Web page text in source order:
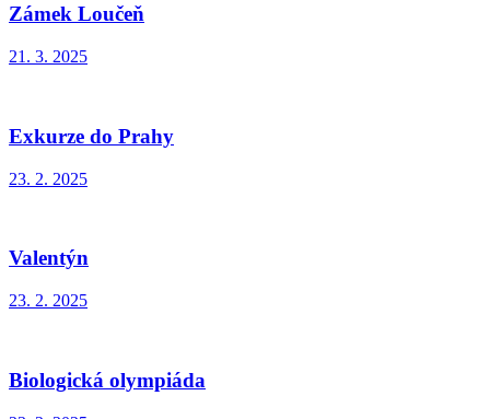
Zámek Loučeň
21. 3. 2025
Exkurze do Prahy
23. 2. 2025
Valentýn
23. 2. 2025
Biologická olympiáda